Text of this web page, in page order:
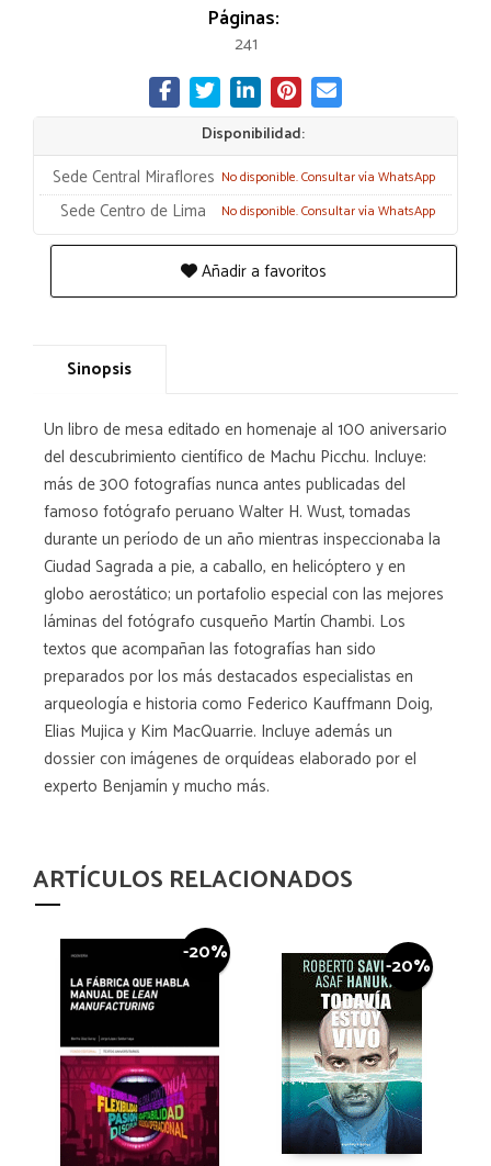
Páginas:
241
Disponibilidad:
Sede Central Miraflores No disponible. Consultar vía WhatsApp
Sede Centro de Lima No disponible. Consultar vía WhatsApp
Añadir a favoritos
Sinopsis
Un libro de mesa editado en homenaje al 100 aniversario
del descubrimiento científico de Machu Picchu. Incluye:
más de 300 fotografías nunca antes publicadas del
famoso fotógrafo peruano Walter H. Wust, tomadas
durante un período de un año mientras inspeccionaba la
Ciudad Sagrada a pie, a caballo, en helicóptero y en
globo aerostático; un portafolio especial con las mejores
láminas del fotógrafo cusqueño Martín Chambi. Los
textos que acompañan las fotografías han sido
preparados por los más destacados especialistas en
arqueología e historia como Federico Kauffmann Doig,
Elias Mujica y Kim MacQuarrie. Incluye además un
dossier con imágenes de orquídeas elaborado por el
experto Benjamín y mucho más.
ARTÍCULOS RELACIONADOS
-20% -20%